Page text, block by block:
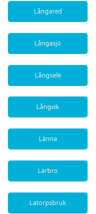
Långared
Långasjö
Långsele
Långvik
Länna
Lärbro
Latorpsbruk